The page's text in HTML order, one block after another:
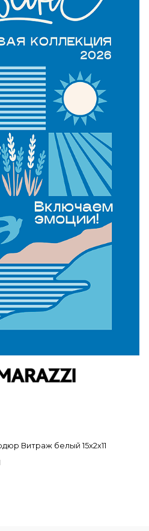
Витраж белый 15x2x11